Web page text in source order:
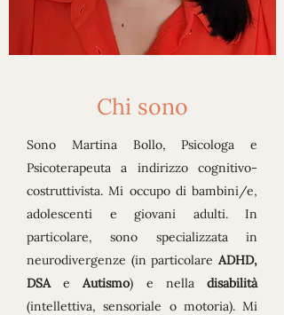
Chi sono
Sono Martina Bollo, Psicologa e
Psicoterapeuta a indirizzo cognitivo-
costruttivista. Mi occupo di bambini/e,
adolescenti e giovani adulti. In
particolare, sono specializzata in
neurodivergenze (in particolare ADHD,
DSAe Autismo) e nelladisabilità
(intellettiva, sensoriale o motoria). Mi